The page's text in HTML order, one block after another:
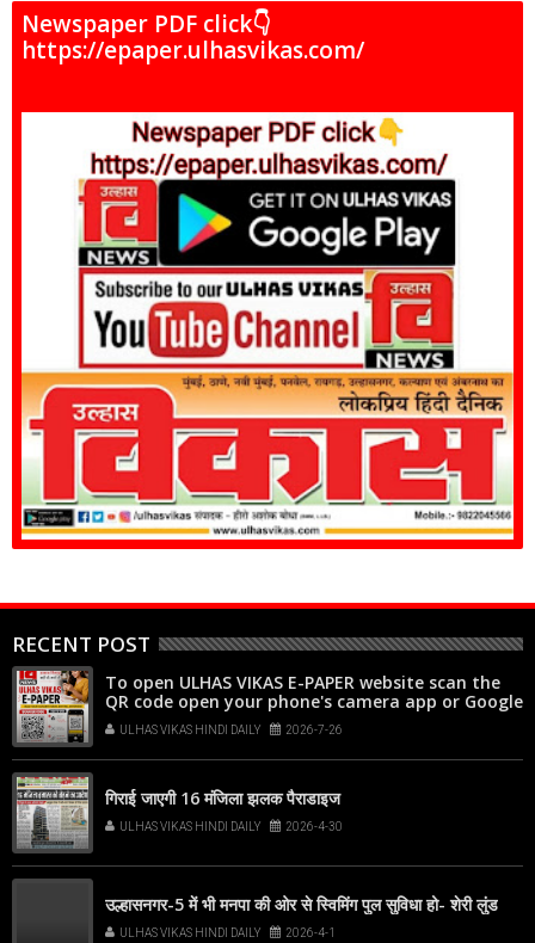
Newspaper PDF click👇
https://epaper.ulhasvikas.com/
RECENT POST
To open ULHAS VIKAS E-PAPER website scan the
QR code open your phone's camera app or Google
Lens, point it at the code, and tap the web link
popup that appears on your screen
ULHAS VIKAS HINDI DAILY 2026-7-26
गिराई जाएगी 16 मंजिला झलक पैराडाइज
ULHAS VIKAS HINDI DAILY 2026-4-30
उल्हासनगर-5 में भी मनपा की ओर से स्विमिंग पुल सुविधा हो- शेरी लुंड
ULHAS VIKAS HINDI DAILY 2026-4-1